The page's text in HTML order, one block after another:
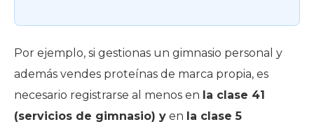
Por ejemplo, si gestionas un gimnasio personal y
además vendes proteínas de marca propia, es
necesario registrarse al menos en la clase 41
(servicios de gimnasio) y en la clase 5